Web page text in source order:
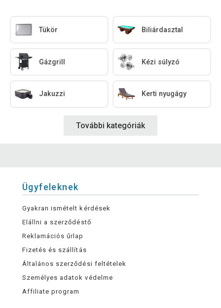
Tükör Biliárdasztal
Gázgrill Kézi súlyzó
Jakuzzi Kerti nyugágy
További kategóriák
Ügyfeleknek
Gyakran ismételt kérdések
Elállni a szerződéstő
Reklamációs űrlap
Fizetés és szállítás
Általános szerződési feltételek
Személyes adatok védelme
Affiliate program